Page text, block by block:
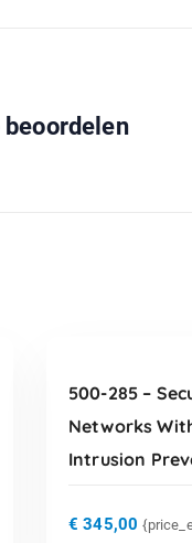
beoordelen
500-285 –
Networks
Intrusion
€ 345,00